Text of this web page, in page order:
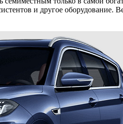
и другое оборудование.